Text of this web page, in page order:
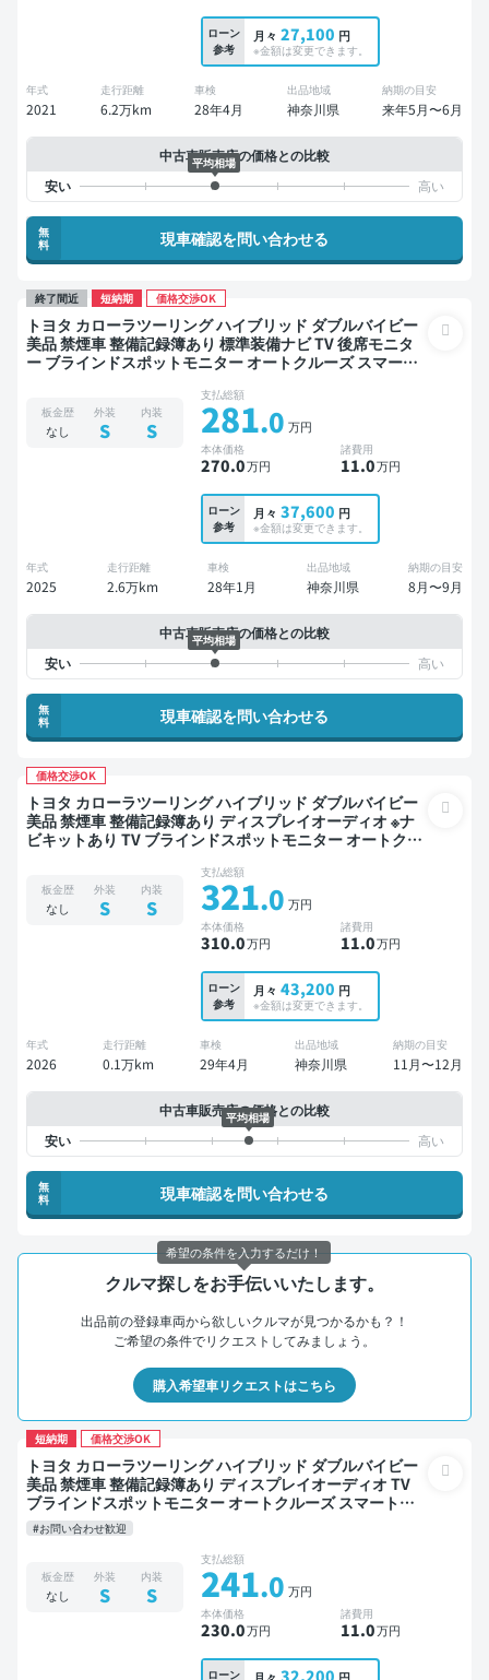
ローン
参考
月々 27,100 円
※金額は変更できます。
年式
2021
走行距離
6.2万km
車検
28年4月
出品地域
神奈川県
納期の目安
来年5月〜6月
中古車販売店の価格との比較
平均相場
無
料
現車確認を問い合わせる
終了間近 短納期 価格交渉OK
トヨタ カローラツーリング ハイブリッド ダブルバイビー
美品 禁煙車 整備記録簿あり 標準装備ナビ TV 後席モニタ
ー ブラインドスポットモニター オートクルーズ スマート
板金歴
なし
外装
S
内装
S
支払総額
281.0 万円
本体価格
270.0万円
諸費用
11.0万円
ローン
参考
月々 37,600 円
※金額は変更できます。
年式
2025
走行距離
2.6万km
車検
28年1月
出品地域
神奈川県
納期の目安
8月〜9月
中古車販売店の価格との比較
平均相場
無
料
現車確認を問い合わせる
価格交渉OK
トヨタ カローラツーリング ハイブリッド ダブルバイビー
美品 禁煙車 整備記録簿あり ディスプレイオーディオ ※ナ
ビキットあり TV ブラインドスポットモニター オートクル
板金歴
なし
外装
S
内装
S
支払総額
321.0 万円
本体価格
310.0万円
諸費用
11.0万円
ローン
参考
月々 43,200 円
※金額は変更できます。
年式
2026
走行距離
0.1万km
車検
29年4月
出品地域
神奈川県
納期の目安
11月〜12月
中古車販売店の価格との比較
平均相場
無
料
現車確認を問い合わせる
クルマ探しをお手伝いいたします。
出品前の登録車両から欲しいクルマが見つかるかも？！
ご希望の条件でリクエストしてみましょう。
購入希望車リクエストはこちら
短納期 価格交渉OK
トヨタ カローラツーリング ハイブリッド ダブルバイビー
美品 禁煙車 整備記録簿あり ディスプレイオーディオ TV
ブラインドスポットモニター オートクルーズ スマートキ
ー ETC バックモニター ドライブレコーダー 衝突軽減
#お問い合わせ歓迎
板金歴
なし
外装
S
内装
S
支払総額
241.0 万円
本体価格
230.0万円
諸費用
11.0万円
ローン 32,200
希望の条件を入力するだけ！